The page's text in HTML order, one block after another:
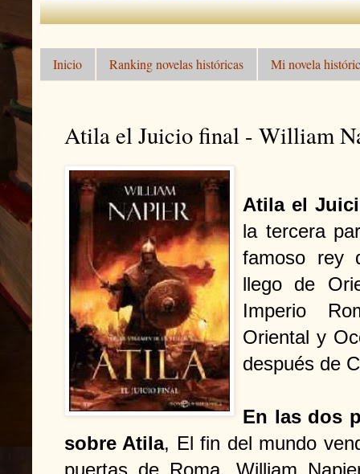
Inicio Ranking novelas históricas Mi novela
Atila el Juicio final - William
Atila el
la tercera
famoso rey
llego de
Imperio
Oriental y
después de
En las dos
sobre Atila, El fin del mundo